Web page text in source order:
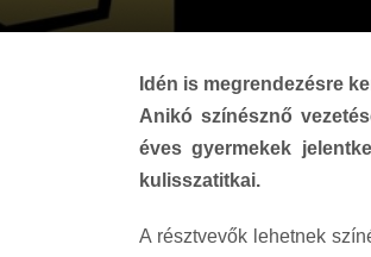
Idén is megrendezésre
Anikó színésznő
éves gyermekek
kulisszatitkai.
A résztvevők lehetnek